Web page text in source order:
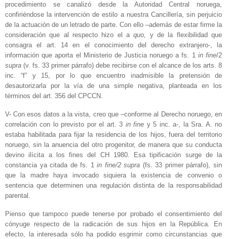
procedimiento se canalizó desde la Autoridad Central noruega,
confiriéndose la intervención de estilo a nuestra Cancillería, sin perjuicio
de la actuación de un letrado de parte. Con ello –además de estar firme la
consideración que al respecto hizo el aquo, y de la flexibilidad que
consagra el art. 14 en el conocimiento del derecho extranjero-, la
información que aporta el Ministerio de Justicia noruego a fs. 1 in fine/2
supra (v. fs. 33 primer párrafo) debe recibirse con el alcance de los arts. 8
inc. “f” y 15, por lo que encuentro inadmisible la pretensión de
desautorizarla por la vía de una simple negativa, planteada en los
términos del art. 356 del CPCCN.
V- Con esos datos a la vista, creo que –conforme al Derecho noruego, en
correlación con lo previsto por el art. 3 in fine y 5 inc. a-, la Sra. A. no
estaba habilitada para fijar la residencia de los hijos, fuera del territorio
noruego, sin la anuencia del otro progenitor, de manera que su conducta
devino ilícita a los fines del CH 1980. Esa tipificación surge de la
constancia ya citada de fs. 1in fine/2 supra (fs. 33 primer párrafo), sin
que la madre haya invocado siquiera la existencia de convenio o
sentencia que determinen una regulación distinta de la responsabilidad
parental.
Pienso que tampoco puede tenerse por probado el consentimiento del
cónyuge respecto de la radicación de sus hijos en la República. En
efecto, la interesada sólo ha podido esgrimir como circunstancias que